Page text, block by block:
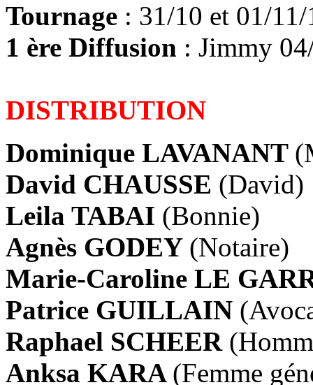
Tournage : 31/10 et 01/11/
1 ère Diffusion : Jimmy
DISTRIBUTION
Dominique LAVANANT
David CHAUSSE (David)
Leila TABAI (Bonnie)
Agnès GODEY (Notaire)
Marie-Caroline LE
Patrice GUILLAIN
Raphael SCHEER
Anksa KARA (Femme